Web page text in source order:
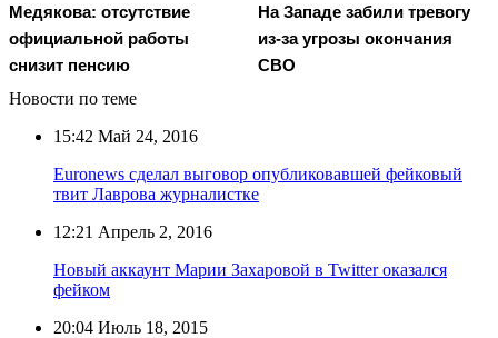
Медякова: отсутствие
официальной работы
снизит пенсию
На Западе забили тревогу
из-за угрозы окончания
СВО
Новости по теме
15:42 Май 24, 2016
Euronews сделал выговор опубликовавшей фейковый
твит Лаврова журналистке
12:21 Апрель 2, 2016
Новый аккаунт Марии Захаровой в Twitter оказался
фейком
20:04 Июль 18, 2015